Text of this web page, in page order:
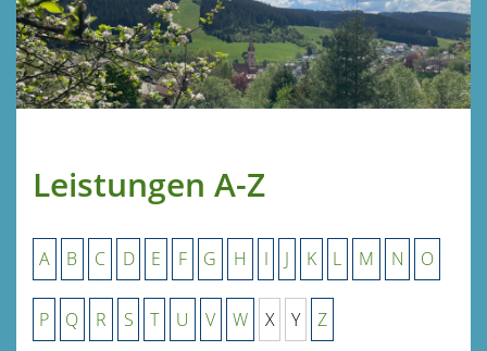
Leistungen A-Z
A B C D E F G H I J K L M N O
P Q R S T U V W X Y Z